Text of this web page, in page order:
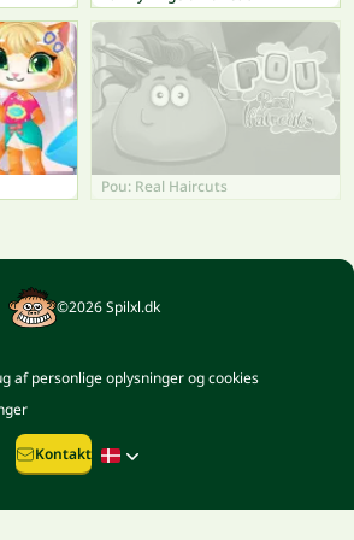
Pou: Real Haircuts
©2026 Spilxl.dk
af personlige oplysninger og cookies
Kontakt